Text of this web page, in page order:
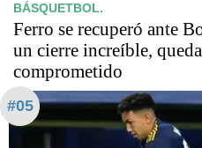
BÁSQUETBOL.
Ferro se recuperó ante
un cierre increíble,
comprometido
#05